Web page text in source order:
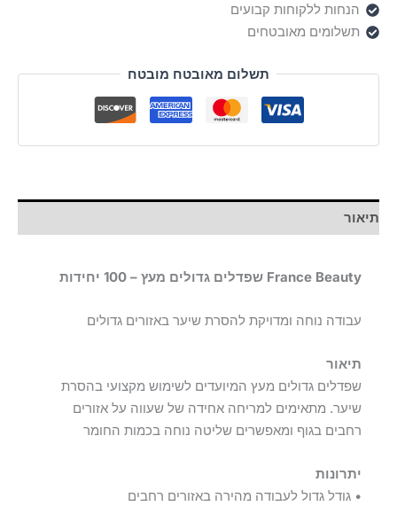
הנחות ללקוחות קבועים
תשלומים מאובטחים
תשלום מאובטח מובטח
תיאור
France Beauty שפדלים גדולים מעץ – 100 יחידות
עבודה נוחה ומדויקת להסרת שיער באזורים גדולים
תיאור
שפדלים גדולים מעץ המיועדים לשימוש מקצועי בהסרת
שיער. מתאימים למריחה אחידה של שעווה על אזורים
רחבים בגוף ומאפשרים שליטה נוחה בכמות החומר
יתרונות
• גודל גדול לעבודה מהירה באזורים רחבים